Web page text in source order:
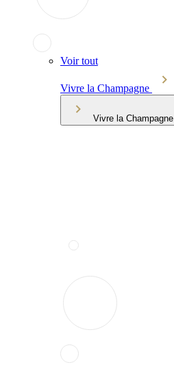
Voir tout
Vivre la Champagne
Vivre la Champagne